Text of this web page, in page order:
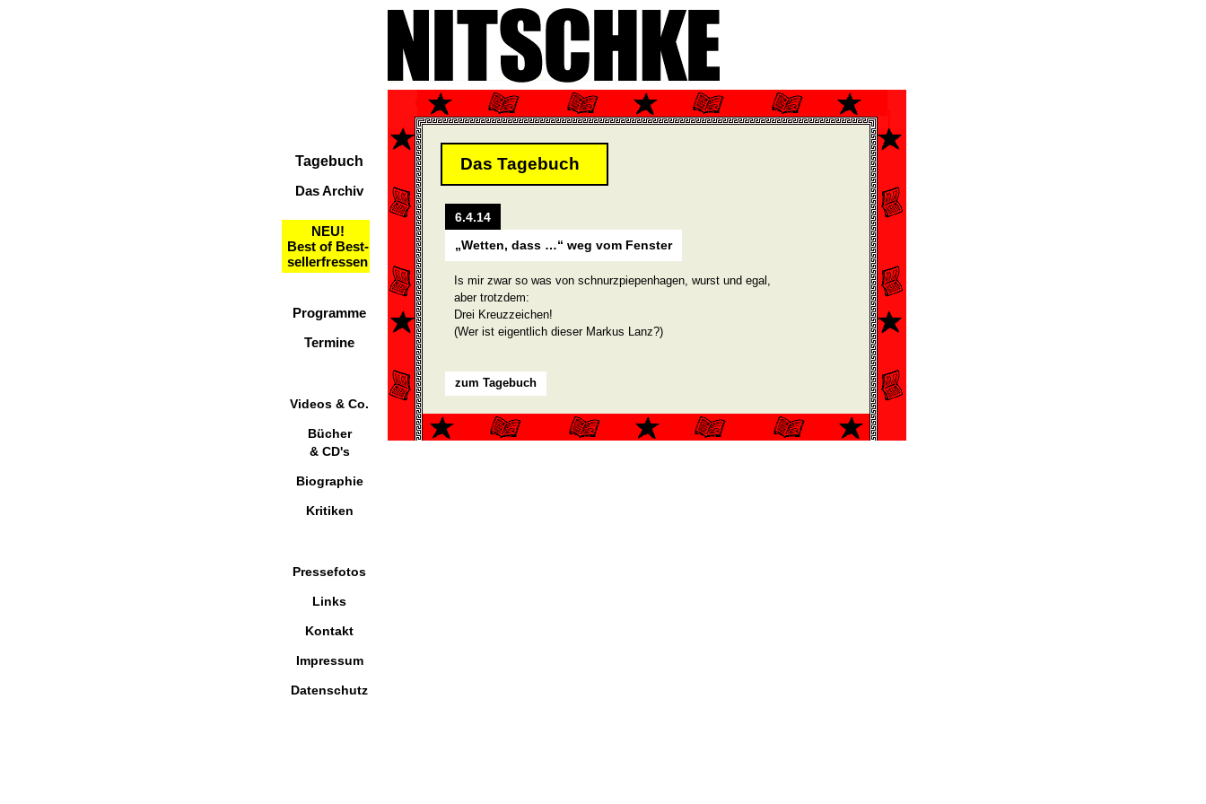
Tagebuch
Das Archiv
NEU!
Best of Best-
sellerfressen
Programme
Termine
Videos & Co.
Bücher
& CD's
Biographie
Kritiken
Pressefotos
Links
Kontakt
Impressum
Datenschutz
Das Tagebuch
6.4.14
„Wetten, dass …“ weg vom Fenster
Is mir zwar so was von schnurzpiepenhagen, wurst und egal,
aber trotzdem:
Drei Kreuzzeichen!
(Wer ist eigentlich dieser Markus Lanz?)
zum Tagebuch